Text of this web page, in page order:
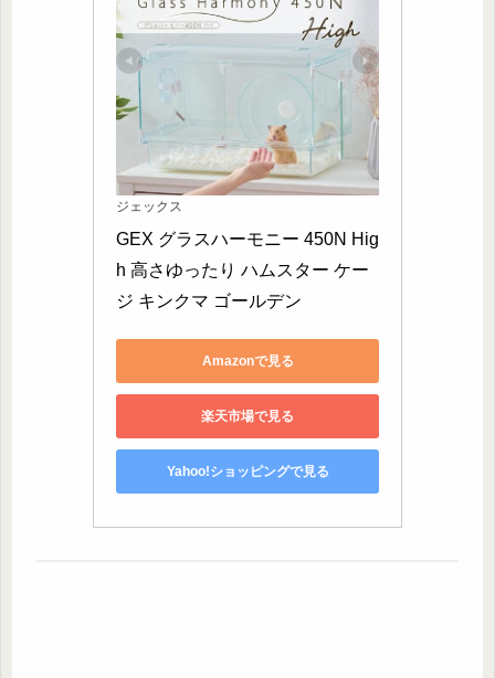
ジェックス
GEX グラスハーモニー 450N Hig
h 高さゆったり ハムスター ケー
ジ キンクマ ゴールデン
Amazonで見る
楽天市場で見る
Yahoo!ショッピングで見る